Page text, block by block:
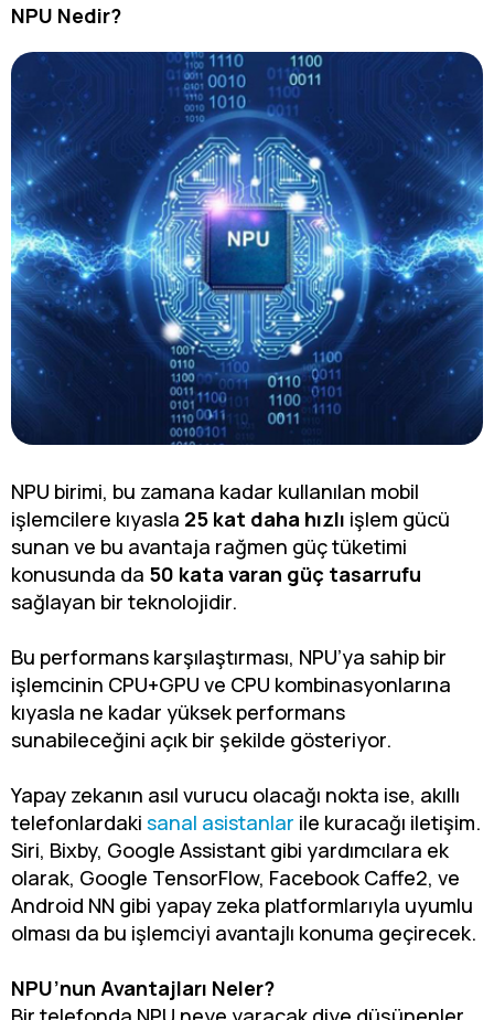
NPU Nedir?
NPU birimi, bu zamana kadar kullanılan mobil
işlemcilere kıyasla 25 kat daha hızlı işlem gücü
sunan ve bu avantaja rağmen güç tüketimi
konusunda da 50 kata varan güç tasarrufu
sağlayan bir teknolojidir.
Bu performans karşılaştırması, NPU’ya sahip bir
işlemcinin CPU+GPU ve CPU kombinasyonlarına
kıyasla ne kadar yüksek performans
sunabileceğini açık bir şekilde gösteriyor.
Yapay zekanın asıl vurucu olacağı nokta ise, akıllı
telefonlardaki sanal asistanlar ile kuracağı iletişim.
Siri, Bixby, Google Assistant gibi yardımcılara ek
olarak, Google TensorFlow, Facebook Caffe2, ve
Android NN gibi yapay zeka platformlarıyla uyumlu
olması da bu işlemciyi avantajlı konuma geçirecek.
NPU’nun Avantajları Neler?